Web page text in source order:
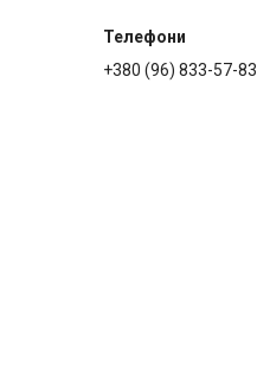
+380 (96) 833-57-83